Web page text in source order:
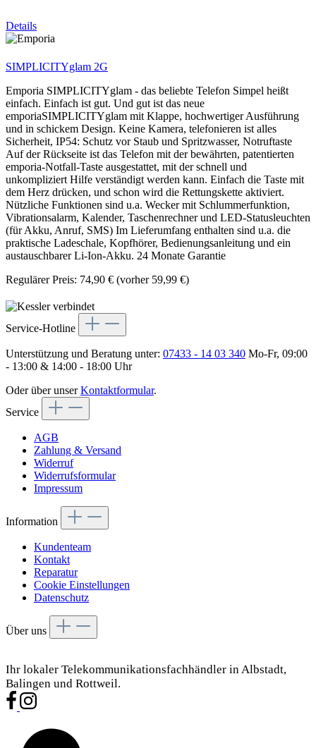
Details
SIMPLICITYglam 2G
Emporia SIMPLICITYglam - das beliebte Telefon Simpel heißt
einfach. Einfach ist gut. Und gut ist das neue
emporiaSIMPLICITYglam mit Klappe, hochwertiger Ausführung
und in schickem Design. Keine Kamera, telefonieren ist alles
Sicherheit, IP54: Schutz vor Staub und Spritzwasser, Notruftaste
Auf der Rückseite ist das Telefon mit der bewährten, patentierten
emporia-Notfall-Taste ausgestattet, mit der schnell und
unkompliziert Hilfe verständigt werden kann. Einfach die Taste mit
dem Herz drücken, und schon wird die Rettungskette aktiviert.
Nützliche Funktionen sind u.a. Wecker mit Schlummerfunktion,
Vibrationsalarm, Kalender, Taschenrechner und LED-Statusleuchten
(für Akku, Anruf, SMS) Im Lieferumfang enthalten sind u.a. die
praktische Ladeschale, Kopfhörer, Bedienungsanleitung und ein
austauschbarer Li-Ion-Akku. 24 Monate Garantie
Regulärer Preis: 74,90 € (vorher 59,99 €)
Service-Hotline
Unterstützung und Beratung unter: 07433 - 14 03 340 Mo-Fr, 09:00
- 13:00 & 14:00 - 18:00 Uhr
Oder über unserKontaktformular.
Service
AGB
Zahlung & Versand
Widerruf
Widerrufsformular
Impressum
Information
Kundenteam
Kontakt
Reparatur
Cookie Einstellungen
Datenschutz
Über uns
Ihr lokaler Telekommunikationsfachhändler in Albstadt,
Balingen und Rottweil.